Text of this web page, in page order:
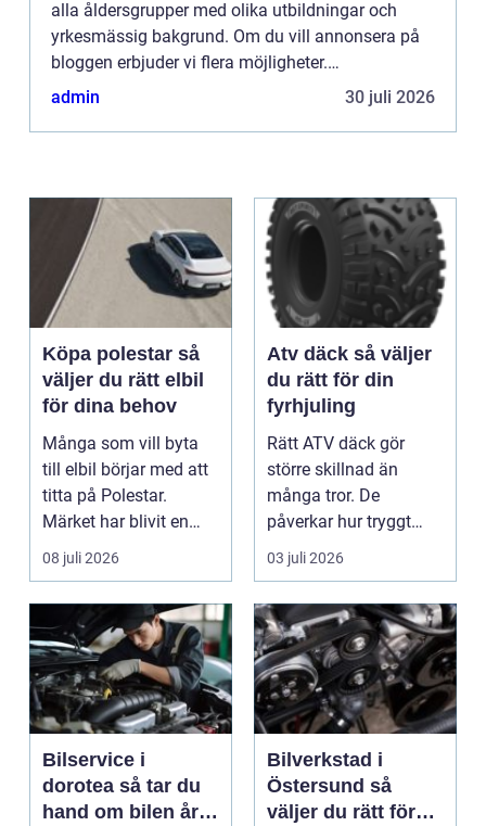
alla åldersgrupper med olika utbildningar och
yrkesmässig bakgrund. Om du vill annonsera på
bloggen erbjuder vi flera möjligheter.
Bannerannonser är endast ett av alternativen.
admin 30 juli 2026
Köpa polestar så
väljer du rätt elbil
för dina behov
Många som vill byta
till elbil börjar med att
titta på Polestar.
Märket har blivit en
symbol för mod...
08 juli 2026
Atv däck så väljer
du rätt för din
fyrhjuling
Rätt ATV däck gör
större skillnad än
många tror. De
påverkar hur tryggt
fyrhjulingen beter sig
på vä...
03 juli 2026
Bilservice i
dorotea så tar du
hand om bilen året
Bilverkstad i
Östersund så
väljer du rätt för